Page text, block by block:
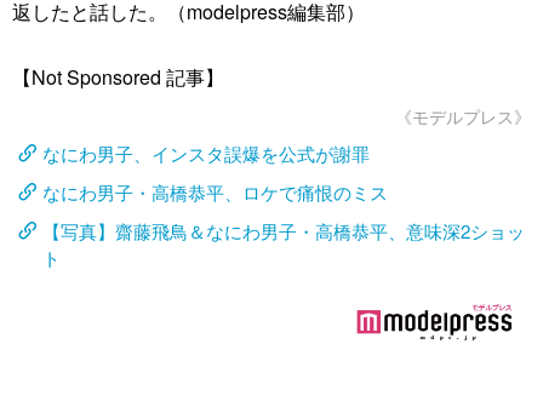
返したと話した。（modelpress編集部）
【Not Sponsored 記事】
《モデルプレス》
なにわ男子、インスタ誤爆を公式が謝罪
なにわ男子・高橋恭平、ロケで痛恨のミス
【写真】齋藤飛鳥＆なにわ男子・高橋恭平、意味深2ショッ
ト